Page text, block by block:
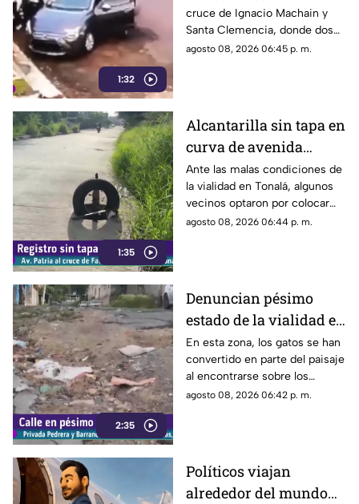
1:32
día en Guadalajara
cruce de Ignacio Machain y
Santa Clemencia, donde dos
sujetos fueron captados
agosto 08, 2026 06:45 p. m.
1:35
Alcantarilla sin tapa en
curva de avenida
Patria
Ante las malas condiciones de
la vialidad en Tonalá, algunos
vecinos optaron por colocar
una llanta como señalamiento
agosto 08, 2026 06:44 p. m.
2:35
Denuncian pésimo
estado de la vialidad en
Privada Pedrera y
Barrancones
En esta zona, los gatos se han
convertido en parte del paisaje
al encontrarse sobre los
techos y las puertas de las
agosto 08, 2026 06:42 p. m.
Políticos viajan
alrededor del mundo